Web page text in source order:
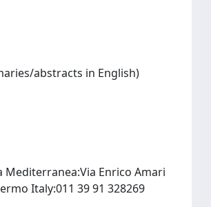
Mediterranea:Via Enrico Amari